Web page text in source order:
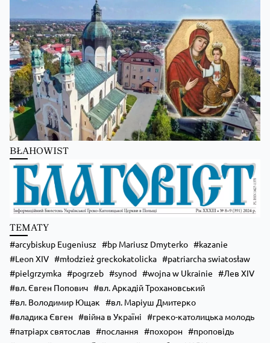
Преображення Господнє в Лодзі
Zobacz na Facebooku · Udostępnij
BŁAHOWIST
TEMATY
arcybiskup Eugeniusz bp Mariusz Dmyterko
kazanie
Leon XIV
młodzież greckokatolicka
patriarcha swiatosław
pielgrzymka
pogrzeb synod wojna w Ukrainie
Лев XIV
вл. Євген Попович
вл. Аркадій Трохановський
вл. Володимир Ющак
вл. Маріуш Дмитерко
владика Євген
війна в Україні
греко-католицька молодь
патріарх святослав
послання похорон
проповідь